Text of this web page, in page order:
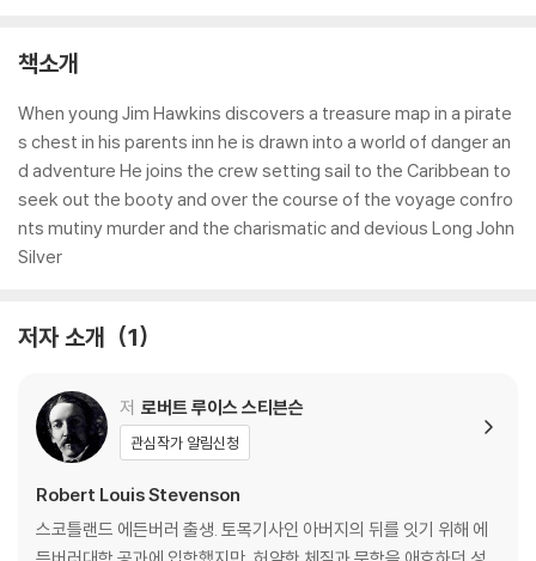
책소개
When young Jim Hawkins discovers a treasure map in a pirate
s chest in his parents inn he is drawn into a world of danger an
d adventure He joins the crew setting sail to the Caribbean to
seek out the booty and over the course of the voyage confro
nts mutiny murder and the charismatic and devious Long John
Silver
저자 소개 1
저 로버트 루이스 스티븐슨
관심작가 알림신청
Robert Louis Stevenson
스코틀랜드 에든버러 출생. 토목기사인 아버지의 뒤를 잇기 위해 에